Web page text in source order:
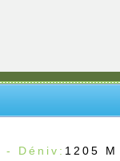
- Déniv: 1205